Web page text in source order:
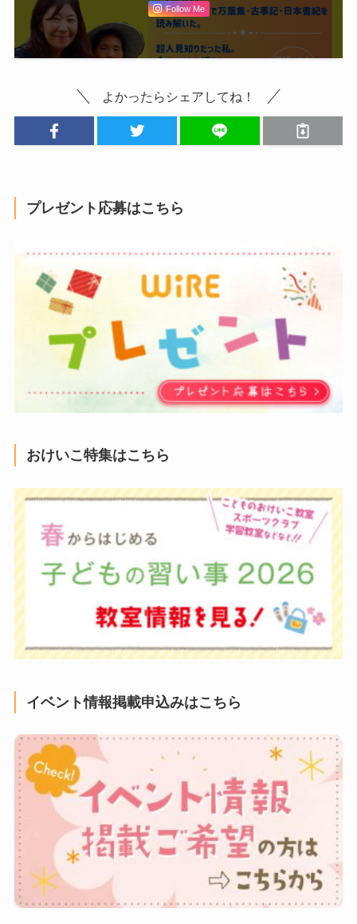
Follow Me
よかったらシェアしてね！
プレゼント応募はこちら
おけいこ特集はこちら
イベント情報掲載申込みはこちら